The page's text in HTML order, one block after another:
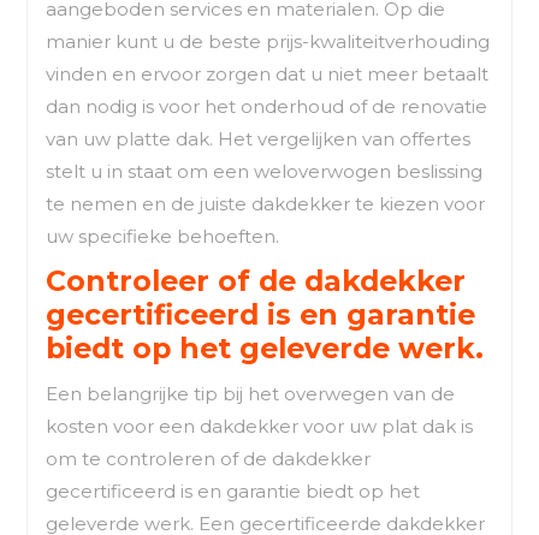
aangeboden services en materialen. Op die
manier kunt u de beste prijs-kwaliteitverhouding
vinden en ervoor zorgen dat u niet meer betaalt
dan nodig is voor het onderhoud of de renovatie
van uw platte dak. Het vergelijken van offertes
stelt u in staat om een weloverwogen beslissing
te nemen en de juiste dakdekker te kiezen voor
uw specifieke behoeften.
Controleer of de dakdekker
gecertificeerd is en garantie
biedt op het geleverde werk.
Een belangrijke tip bij het overwegen van de
kosten voor een dakdekker voor uw plat dak is
om te controleren of de dakdekker
gecertificeerd is en garantie biedt op het
geleverde werk. Een gecertificeerde dakdekker